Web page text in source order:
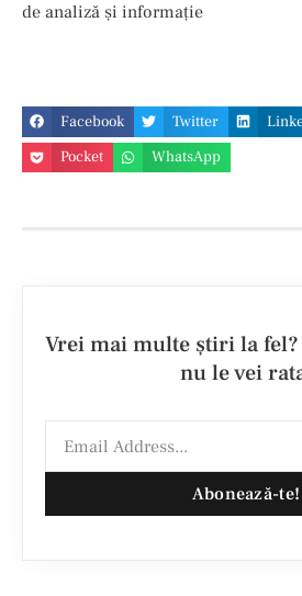
de analiză și informație
Facebook Twitter
Pocket
WhatsApp
Vrei mai multe ştiri la fel?
nu le vei
Abonează-te!